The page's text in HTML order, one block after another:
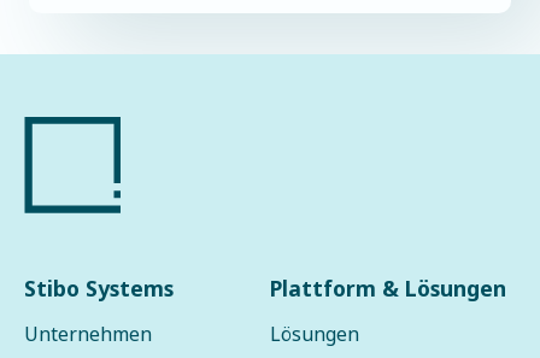
Stibo Systems
Unternehmen
Plattform & Lösungen
Lösungen